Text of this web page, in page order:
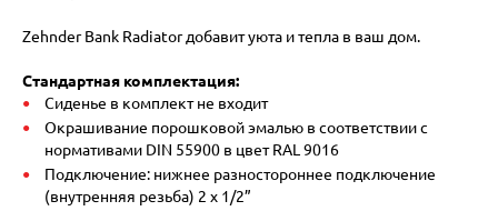
Zehnder Bank Radiator добавит уюта и тепла в ваш дом.
Стандартная комплектация:
Сиденье в комплект не входит
Окрашивание порошковой эмалью в соответствии с
нормативами DIN 55900 в цвет RAL 9016
Подключение: нижнее разностороннее подключение
(внутренняя резьба) 2 х 1/2”